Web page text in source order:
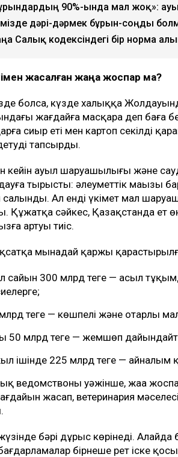
90%-ында мал жоқ»:
дәрі-дәрмек бұрын-соңды
Салық кодексіндегі бір норма
жасалған жаңа жоспар ма?
болса, күзде халыққа
жағдайға масқара деп баға
сиыр еті мен картоп секілді
тапсырды.
кейін ауыл шаруашылығы және
тырысты: әлеуметтік маңызы бар
Ал енді үкімет мал
Құжатқа сәйкес, Қазақстанда ет
артуы тиіс.
мынадай қаржы
сайын 300 млрд теңге — асыл
теңге — көшпелі және отарлы
50 млрд теңге — жемшөп
ішінде 225 млрд теңге — айналым
ведомствоның уәжінше, жаңа
жасап, ветеринария
бәрі дұрыс көрінеді. Алайда
бірнеше рет іске